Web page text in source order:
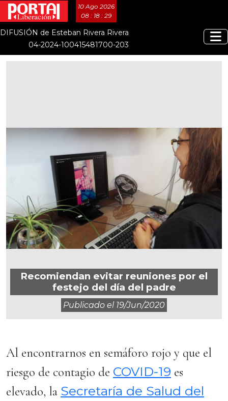
10 Ago 2026
08 : 18 : 29
DIFUSIÓN de Esteban Rivera Rivera
04-2024-100415481700-203
Recomiendan evitar reuniones por el
festejo del día del padre
Publicado el 19/jun/2020
Al encontrarnos en semáforo rojo y que el
riesgo de contagio de COVID-19 es
elevado, la Secretaría de Salud del